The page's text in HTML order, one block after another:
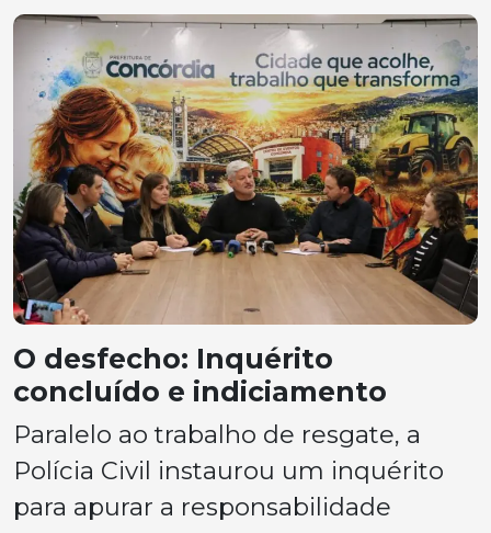
O desfecho: Inquérito
concluído e indiciamento
Paralelo ao trabalho de resgate, a
Polícia Civil instaurou um inquérito
para apurar a responsabilidade